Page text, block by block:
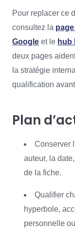
Pour replacer ce
consultez la
Google et le hub
deux pages
la stratégie
qualification
Plan
Conserver
auteur, la
de la fiche.
Qualifier
hyperbole,
personnelle